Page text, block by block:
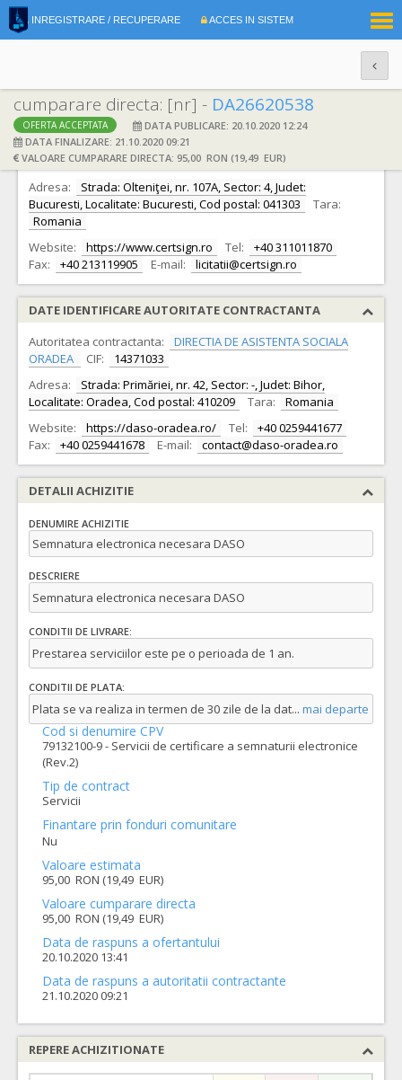
INREGISTRARE / RECUPERARE ACCES IN SISTEM
cumparare directa: [nr] - DA26620538
OFERTA ACCEPTATA
DATA PUBLICARE: 20.10.2020 12:24
DATA FINALIZARE: 21.10.2020 09:21
VALOARE CUMPARARE DIRECTA: 95,00 RON (19,49 EUR)
DATE IDENTIFICARE OFERTANT
Ofertant: S.C. CERTSIGN S.A. CIF:
18288250
Adresa:
Strada: Olteniţei, nr. 107A, Sector: 4, Judet:
Bucuresti, Localitate: Bucuresti, Cod postal: 041303
Tara:
Romania
Website:
https://www.certsign.ro Tel:
+40 311011870
Fax:
+40 213119905 E-mail: licitatii@certsign.ro
DATE IDENTIFICARE AUTORITATE CONTRACTANTA
Autoritatea contractanta:
DIRECTIA DE ASISTENTA SOCIALA
ORADEA
CIF:
14371033
Adresa:
Strada: Primăriei, nr. 42, Sector: -, Judet: Bihor,
Localitate: Oradea, Cod postal: 410209
Tara:
Romania
Website:
https://daso-oradea.ro/ Tel:
+40 0259441677
Fax:
+40 0259441678 E-mail: contact@daso-oradea.ro
DETALII ACHIZITIE
DENUMIRE ACHIZITIE
Semnatura electronica necesara DASO
DESCRIERE
Semnatura electronica necesara DASO
CONDITII DE LIVRARE:
Prestarea serviciilor este pe o perioada de 1 an.
CONDITII DE PLATA:
Plata se va realiza in termen de 30 zile de la dat... mai departe
Cod si denumire CPV
79132100-9 - Servicii de certificare a semnaturii electronice
(Rev.2)
Tip de contract
Servicii
Finantare prin fonduri comunitare
Nu
Valoare estimata
95,00 RON (19,49 EUR)
Valoare cumparare directa
95,00 RON (19,49 EUR)
Data de raspuns a ofertantului
20.10.2020 13:41
Data de raspuns a autoritatii contractante
21.10.2020 09:21
REPERE ACHIZITIONATE